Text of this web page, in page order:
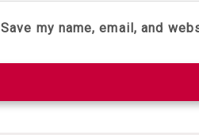
Save my name, email, and